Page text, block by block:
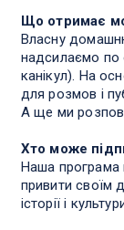
Що отримає
Власну
надсилаємо по
канікул). На
для розмов і
А ще ми
Хто може
Наша програма
привити своїм
історії і